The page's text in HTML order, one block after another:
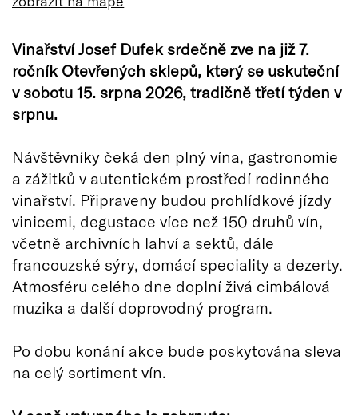
Vinařství Josef Dufek srdečně zve na již 7.
ročník Otevřených sklepů, který se uskuteční
v sobotu 15. srpna 2026, tradičně třetí týden v
srpnu.
Návštěvníky čeká den plný vína, gastronomie
a zážitků v autentickém prostředí rodinného
vinařství. Připraveny budou prohlídkové jízdy
vinicemi, degustace více než 150 druhů vín,
včetně archivních lahví a sektů, dále
francouzské sýry, domácí speciality a dezerty.
Atmosféru celého dne doplní živá cimbálová
muzika a další doprovodný program.
Po dobu konání akce bude poskytována sleva
na celý sortiment vín.